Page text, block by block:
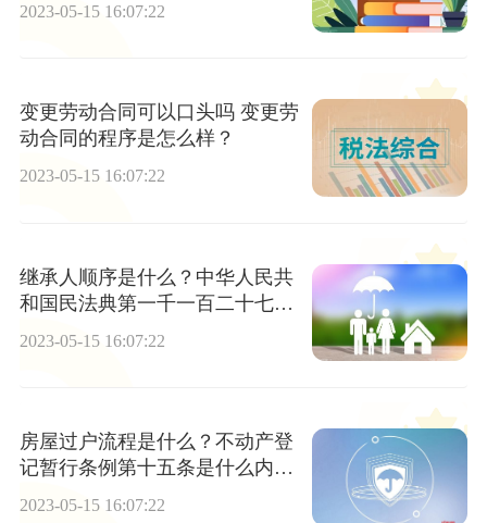
2023-05-15 16:07:22
变更劳动合同可以口头吗 变更劳
动合同的程序是怎么样？
2023-05-15 16:07:22
继承人顺序是什么？中华人民共
和国民法典第一千一百二十七条
2023-05-15 16:07:22
房屋过户流程是什么？不动产登
记暂行条例第十五条是什么内
容？
2023-05-15 16:07:22